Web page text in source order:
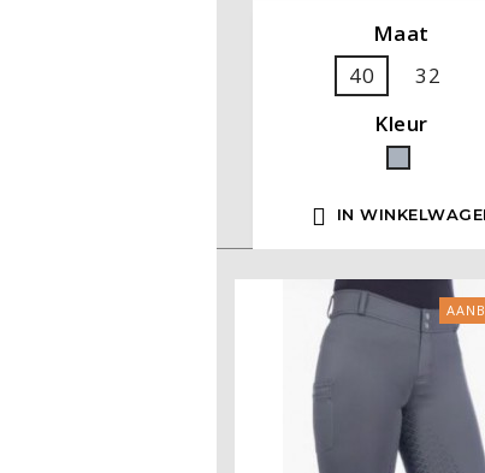
Maat
40
32
Kleur
Grijs
 IN